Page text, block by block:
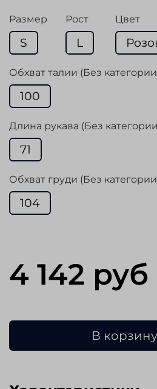
Размер
S
Рост
L
Цвет
Обхват талии (Без
100
Длина рукава (Без
71
Обхват груди (Без
104
4 142 руб
В корзину